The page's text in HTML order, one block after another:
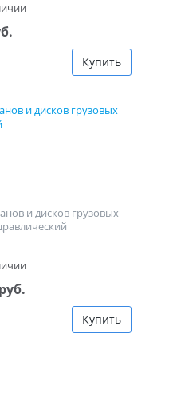
Купить
и дисков грузовых
Купить